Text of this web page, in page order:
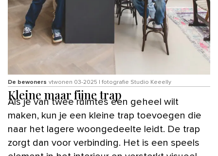
De bewoners vtwonen 03-2025 | fotografie Studio Keeelly
Kleine maar fijne trap
Als je van twee ruimtes een geheel wilt
maken, kun je een kleine trap toevoegen die
naar het lagere woongedeelte leidt. De trap
zorgt dan voor verbinding. Het is een speels